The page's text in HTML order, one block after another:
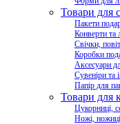
Товари для
Пакети
Конверти та
Свічки,
Коробки
Аксесуари
Сувеніри та
Папір для
Товари для
Цукорниці,
Ножі,